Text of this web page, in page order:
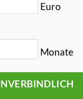
Euro
Monate